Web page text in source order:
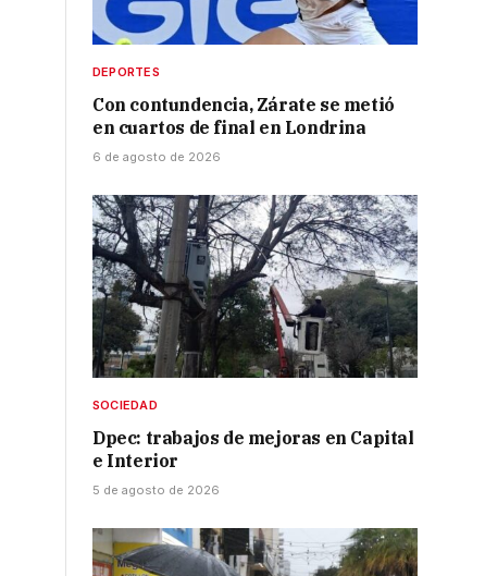
DEPORTES
Con contundencia, Zárate se metió
en cuartos de final en Londrina
6 de agosto de 2026
SOCIEDAD
Dpec: trabajos de mejoras en Capital
e Interior
5 de agosto de 2026